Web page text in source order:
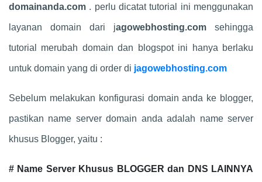
domainanda.com . perlu dicatat tutorial ini menggunakan
layanan domain dari jagowebhosting.com sehingga
tutorial merubah domain dan blogspot ini hanya berlaku
untuk domain yang di order di jagowebhosting.com
Sebelum melakukan konfigurasi domain anda ke blogger,
pastikan name server domain anda adalah name server
khusus Blogger, yaitu :
# Name Server Khusus BLOGGER dan DNS LAINNYA